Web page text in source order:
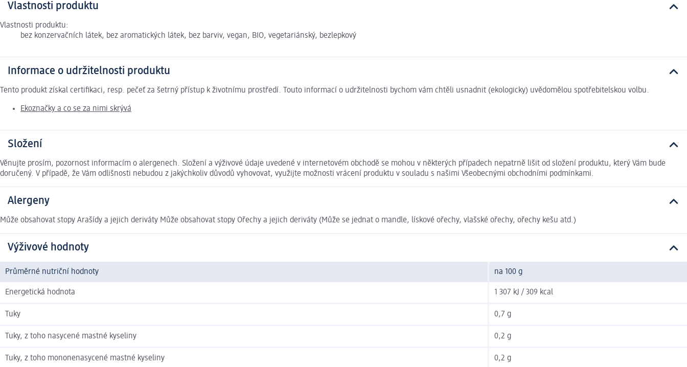
Vlastnosti produktu
Vlastnosti produktu:
bez konzervačních látek, bez aromatických látek, bez barviv, vegan, BIO, vegetariánský, bezlepkový
Informace o udržitelnosti produktu
Tento produkt získal certifikaci, resp. pečeť za šetrný přístup k životnímu prostředí. Touto informací o udržitelnosti bychom vám chtěli usnadnit (ekologicky) uvědomělou spotřebitelskou volbu.
Ekoznačky a co se za nimi skrývá
Složení
Věnujte prosím, pozornost informacím o alergenech. Složení a výživové údaje uvedené v internetovém obchodě se mohou v některých případech nepatrně lišit od složení produktu, který Vám bude
doručený. V případě, že Vám odlišnosti nebudou z jakýchkoliv důvodů vyhovovat, využijte možnosti vrácení produktu v souladu s našimi Všeobecnými obchodními podmínkami.
Alergeny
Může obsahovat stopy Arašídy a jejich deriváty Může obsahovat stopy Ořechy a jejich deriváty (Může se jednat o mandle, lískové ořechy, vlašské ořechy, ořechy kešu atd.)
Výživové hodnoty
Průměrné nutriční hodnoty na 100 g
Energetická hodnota 1 307 kJ / 309 kcal
Tuky 0,7 g
Tuky, z toho nasycené mastné kyseliny 0,2 g
Tuky, z toho mononenasycené mastné kyseliny 0,2 g